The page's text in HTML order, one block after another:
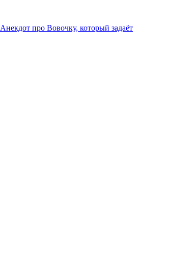
Анекдот про Вовочку, который задаёт